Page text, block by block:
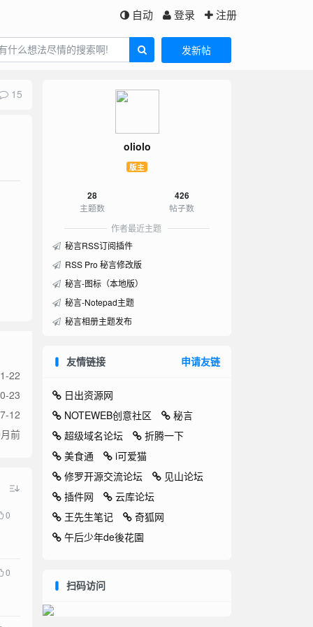
自动 登录 注册
发新帖
15
22
23
12
前
0
0
oliolo
版主
28
主题数
426
帖子数
作者最近主题
秘言RSS订阅插件
RSS Pro 秘言修改版
秘言-图标（本地版）
秘言-Notepad主题
秘言相册主题发布
友情链接 申请友链
日出资源网
NOTEWEB创意社区
秘言
超级域名论坛
折腾一下
美食通
i可爱猫
修罗开源交流论坛
见山论坛
插件网
云库论坛
王先生笔记
奇狐网
午后少年de後花園
扫码访问